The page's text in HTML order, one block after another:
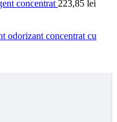
concentrat 223,85 lei
odorizant concentrat cu